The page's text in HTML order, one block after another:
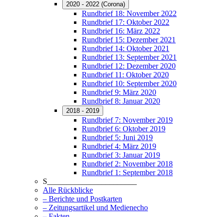
2020 - 2022 (Corona)
Rundbrief 18: November 2022
Rundbrief 17: Oktober 2022
Rundbrief 16: März 2022
Rundbrief 15: Dezember 2021
Rundbrief 14: Oktober 2021
Rundbrief 13: September 2021
Rundbrief 12: Dezember 2020
Rundbrief 11: Oktober 2020
Rundbrief 10: September 2020
Rundbrief 9: März 2020
Rundbrief 8: Januar 2020
2018 - 2019
Rundbrief 7: November 2019
Rundbrief 6: Oktober 2019
Rundbrief 5: Juni 2019
Rundbrief 4: März 2019
Rundbrief 3: Januar 2019
Rundbrief 2: November 2018
Rundbrief 1: September 2018
S_______________________
Alle Rückblicke
– Berichte und Postkarten
– Zeitungsartikel und Medienecho